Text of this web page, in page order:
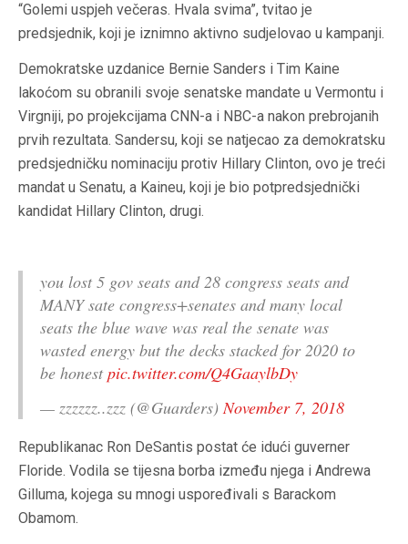
“Golemi uspjeh večeras. Hvala svima”, tvitao je
predsjednik, koji je iznimno aktivno sudjelovao u kampanji.
Demokratske uzdanice Bernie Sanders i Tim Kaine
lakoćom su obranili svoje senatske mandate u Vermontu i
Virgniji, po projekcijama CNN-a i NBC-a nakon prebrojanih
prvih rezultata. Sandersu, koji se natjecao za demokratsku
predsjedničku nominaciju protiv Hillary Clinton, ovo je treći
mandat u Senatu, a Kaineu, koji je bio potpredsjednički
kandidat Hillary Clinton, drugi.
you lost 5 gov seats and 28 congress seats and
MANY sate congress+senates and many local
seats the blue wave was real the senate was
wasted energy but the decks stacked for 2020 to
be honest pic.twitter.com/Q4GaaylbDy
— zzzzzz..zzz (@Guarders)November 7, 2018
Republikanac Ron DeSantis postat će idući guverner
Floride. Vodila se tijesna borba između njega i Andrewa
Gilluma, kojega su mnogi uspoređivali s Barackom
Obamom.